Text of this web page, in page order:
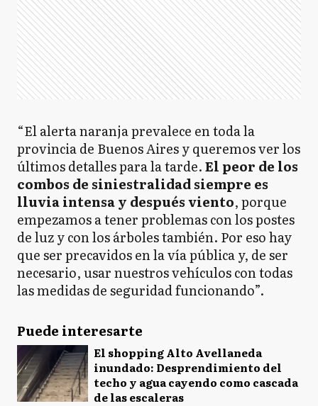
“El alerta naranja prevalece en toda la
provincia de Buenos Aires y queremos ver los
últimos detalles para la tarde.El peor de los
combos de siniestralidad siempre es
lluvia intensa y después viento, porque
empezamos a tener problemas con los postes
de luz y con los árboles también. Por eso hay
que ser precavidos en la vía pública y, de ser
necesario, usar nuestros vehículos con todas
las medidas de seguridad funcionando”.
Puede interesarte
El shopping Alto Avellaneda
inundado: Desprendimiento del
techo y agua cayendo como cascada
de las escaleras